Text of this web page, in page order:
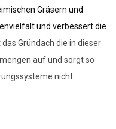
Gräsern und
und verbessert die
Gründach die in dieser
auf und sorgt so
nicht